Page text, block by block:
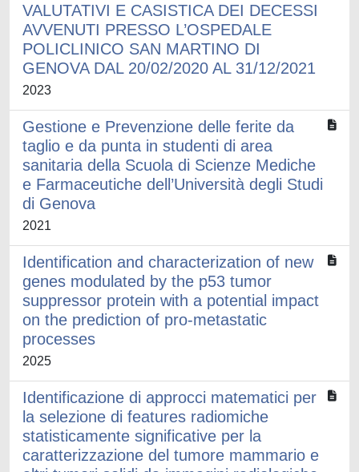
VALUTATIVI E CASISTICA DEI DECESSI
AVVENUTI PRESSO L’OSPEDALE
POLICLINICO SAN MARTINO DI
GENOVA DAL 20/02/2020 AL 31/12/2021
2023
Gestione e Prevenzione delle ferite da
taglio e da punta in studenti di area
sanitaria della Scuola di Scienze Mediche
e Farmaceutiche dell’Università degli Studi
di Genova
2021
Identification and characterization of new
genes modulated by the p53 tumor
suppressor protein with a potential impact
on the prediction of pro-metastatic
processes
2025
Identificazione di approcci matematici per
la selezione di features radiomiche
statisticamente significative per la
caratterizzazione del tumore mammario e